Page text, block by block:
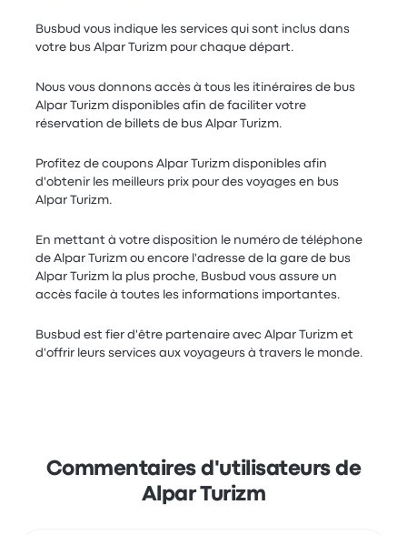
Busbud vous indique les services qui sont inclus dans
votre bus Alpar Turizm pour chaque départ.
Nous vous donnons accès à tous les itinéraires de bus
Alpar Turizm disponibles afin de faciliter votre
réservation de billets de bus Alpar Turizm.
Profitez de coupons Alpar Turizm disponibles afin
d'obtenir les meilleurs prix pour des voyages en bus
Alpar Turizm.
En mettant à votre disposition le numéro de téléphone
de Alpar Turizm ou encore l'adresse de la gare de bus
Alpar Turizm la plus proche, Busbud vous assure un
accès facile à toutes les informations importantes.
Busbud est fier d'être partenaire avec Alpar Turizm et
d'offrir leurs services aux voyageurs à travers le monde.
Commentaires d'utilisateurs de
Alpar Turizm